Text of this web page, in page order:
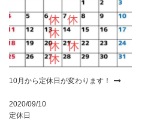
10月から定休日が変わります！
2020/09/10
定休日